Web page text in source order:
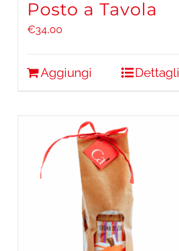
Posto a Tavola
€34,00
Aggiungi Dettagli